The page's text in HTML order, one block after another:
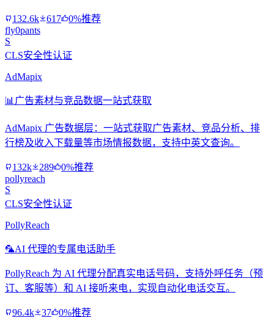
132.6k 617
0%推荐
fly0pants
S
CLS安全性认证
AdMapix
📊 广告素材与竞品数据一站式获取
AdMapix 广告数据层：一站式获取广告素材、竞品分析、排
行榜及收入下载量等市场情报数据，支持中英文查询。
132k 289
0%推荐
pollyreach
S
CLS安全性认证
PollyReach
🦜AI 代理的专属电话助手
PollyReach 为 AI 代理分配真实电话号码，支持外呼任务（预
订、客服等）和 AI 接听来电，实现自动化电话交互。
96.4k 37 0%推荐